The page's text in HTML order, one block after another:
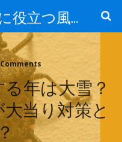
聖山玄龍の生活に役立つ風水
Comments
年は大雪？
当り対策と